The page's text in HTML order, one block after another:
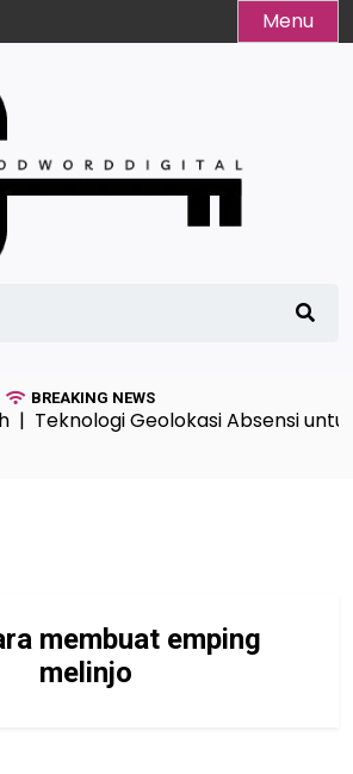
Menu
BREAKING NEWS
|Teknologi Geolokasi Absensi
membuat emping
melinjo